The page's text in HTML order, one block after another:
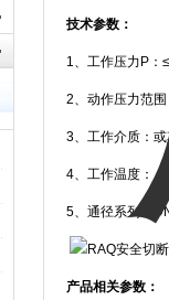
技术参数：
1、工作压力P：
2、动作压力范
3、工作介质：或
4、工作温度： -
5、通径系列：
产品相关参数：